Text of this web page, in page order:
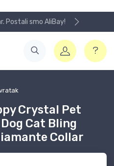
Postali smo AliBay!
Crystal Pet
Cat Bling
Collar